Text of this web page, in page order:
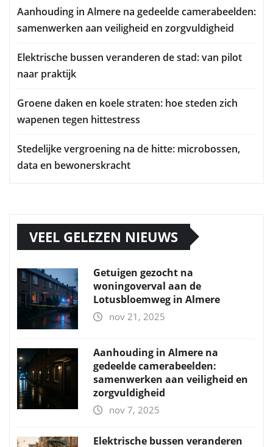
Aanhouding in Almere na gedeelde camerabeelden:
samenwerken aan veiligheid en zorgvuldigheid
Elektrische bussen veranderen de stad: van pilot
naar praktijk
Groene daken en koele straten: hoe steden zich
wapenen tegen hittestress
Stedelijke vergroening na de hitte: microbossen,
data en bewonerskracht
VEEL GELEZEN NIEUWS
Getuigen gezocht na
woningoverval aan de
Lotusbloemweg in Almere
nov 21, 2025
Aanhouding in Almere na
gedeelde camerabeelden:
samenwerken aan veiligheid en
zorgvuldigheid
nov 7, 2025
Elektrische bussen veranderen